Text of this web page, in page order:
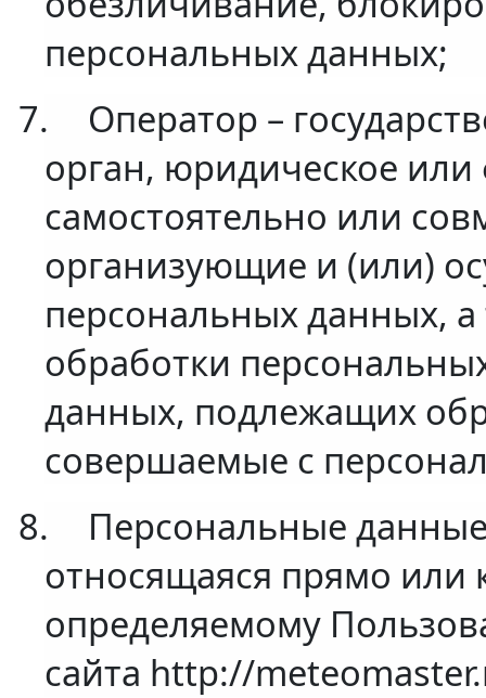
персональных данных;
7.
Оператор –
орган, юридическое
самостоятельно или
организующие и (или)
персональных данных,
обработки
данных, подлежащих
совершаемые с
8.
Персональные
относящаяся прямо или
определяемому
сайта http://